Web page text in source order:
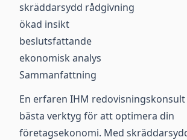
skräddarsydd rådgivning
ökad insikt
beslutsfattande
ekonomisk analys
Sammanfattning
En erfaren IHM
bästa verktyg för att optimera din
företagsekonomi. Med